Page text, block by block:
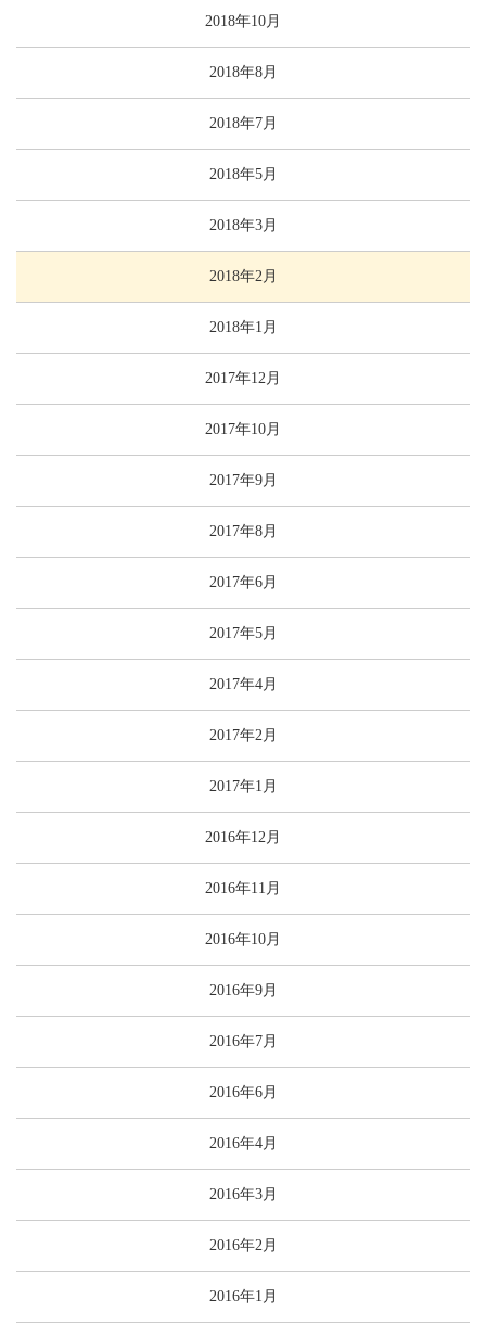
2018年10月
2018年8月
2018年7月
2018年5月
2018年3月
2018年2月
2018年1月
2017年12月
2017年10月
2017年9月
2017年8月
2017年6月
2017年5月
2017年4月
2017年2月
2017年1月
2016年12月
2016年11月
2016年10月
2016年9月
2016年7月
2016年6月
2016年4月
2016年3月
2016年2月
2016年1月